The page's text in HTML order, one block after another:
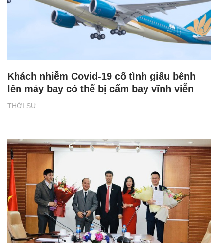
THỜI SỰ
Khách nhiễm Covid-19 cố tình giấu bệnh
lên máy bay có thể bị cấm bay vĩnh viễn